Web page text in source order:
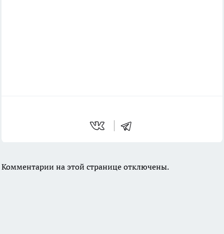
Комментарии на этой странице отключены.